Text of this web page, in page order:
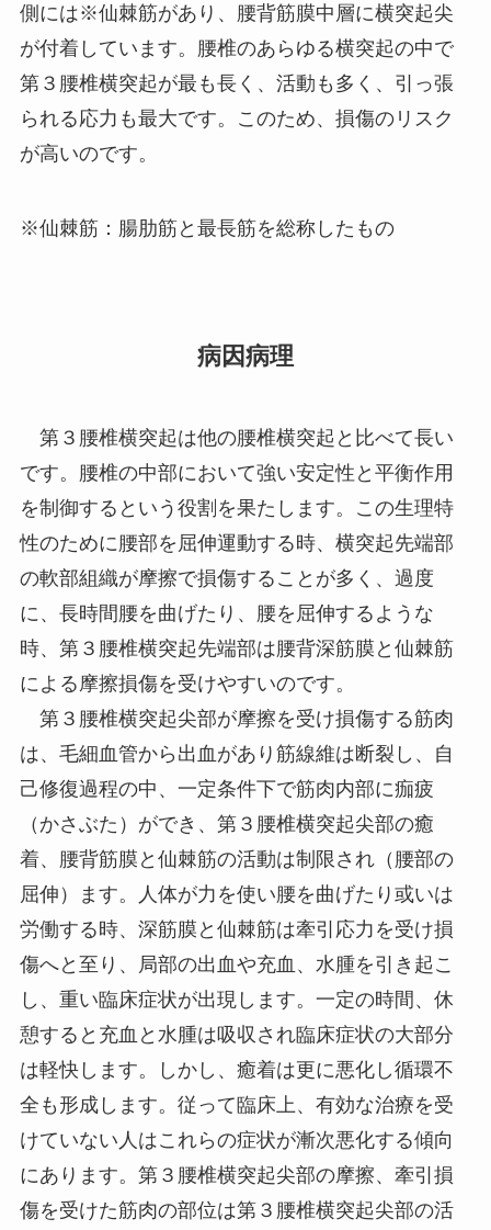
側には※仙棘筋があり、腰背筋膜中層に横突起尖
が付着しています。腰椎のあらゆる横突起の中で
第３腰椎横突起が最も長く、活動も多く、引っ張
られる応力も最大です。このため、損傷のリスク
が高いのです。
※仙棘筋：腸肋筋と最長筋を総称したもの
病因病理
第３腰椎横突起は他の腰椎横突起と比べて長い
です。腰椎の中部において強い安定性と平衡作用
を制御するという役割を果たします。この生理特
性のために腰部を屈伸運動する時、横突起先端部
の軟部組織が摩擦で損傷することが多く、過度
に、長時間腰を曲げたり、腰を屈伸するような
時、第３腰椎横突起先端部は腰背深筋膜と仙棘筋
による摩擦損傷を受けやすいのです。
第３腰椎横突起尖部が摩擦を受け損傷する筋肉
は、毛細血管から出血があり筋線維は断裂し、自
己修復過程の中、一定条件下で筋肉内部に痂疲
（かさぶた）ができ、第３腰椎横突起尖部の癒
着、腰背筋膜と仙棘筋の活動は制限され（腰部の
屈伸）ます。人体が力を使い腰を曲げたり或いは
労働する時、深筋膜と仙棘筋は牽引応力を受け損
傷へと至り、局部の出血や充血、水腫を引き起こ
し、重い臨床症状が出現します。一定の時間、休
憩すると充血と水腫は吸収され臨床症状の大部分
は軽快します。しかし、癒着は更に悪化し循環不
全も形成します。従って臨床上、有効な治療を受
けていない人はこれらの症状が漸次悪化する傾向
にあります。第３腰椎横突起尖部の摩擦、牽引損
傷を受けた筋肉の部位は第３腰椎横突起尖部の活